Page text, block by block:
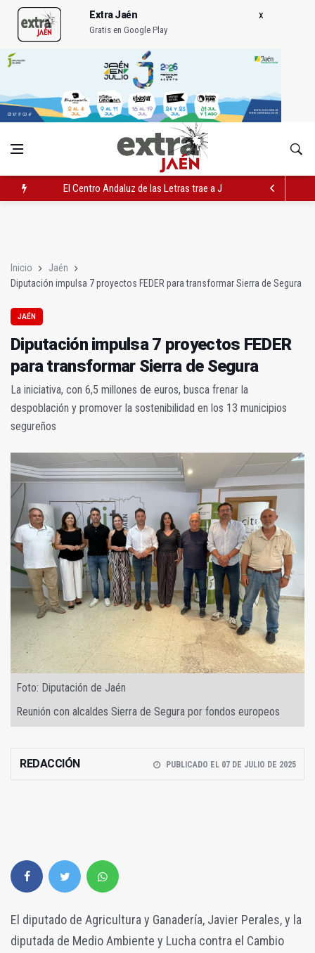
Extra Jaén
Gratis en Google Play
Roban joyas de la Virgen de la Fuensanta Coronada de
Inicio
Jaén
Diputación impulsa 7 proyectos FEDER para transformar Sierra de Segura
JAÉN
Diputación impulsa 7 proyectos FEDER
para transformar Sierra de Segura
La iniciativa, con 6,5 millones de euros, busca frenar la
despoblación y promover la sostenibilidad en los 13 municipios
segureños
Foto: Diputación de Jaén
Reunión con alcaldes Sierra de Segura por fondos europeos
REDACCIÓN PUBLICADO EL 07 DE JULIO DE 2025
El diputado de Agricultura y Ganadería, Javier Perales, y la
diputada de Medio Ambiente y Lucha contra el Cambio